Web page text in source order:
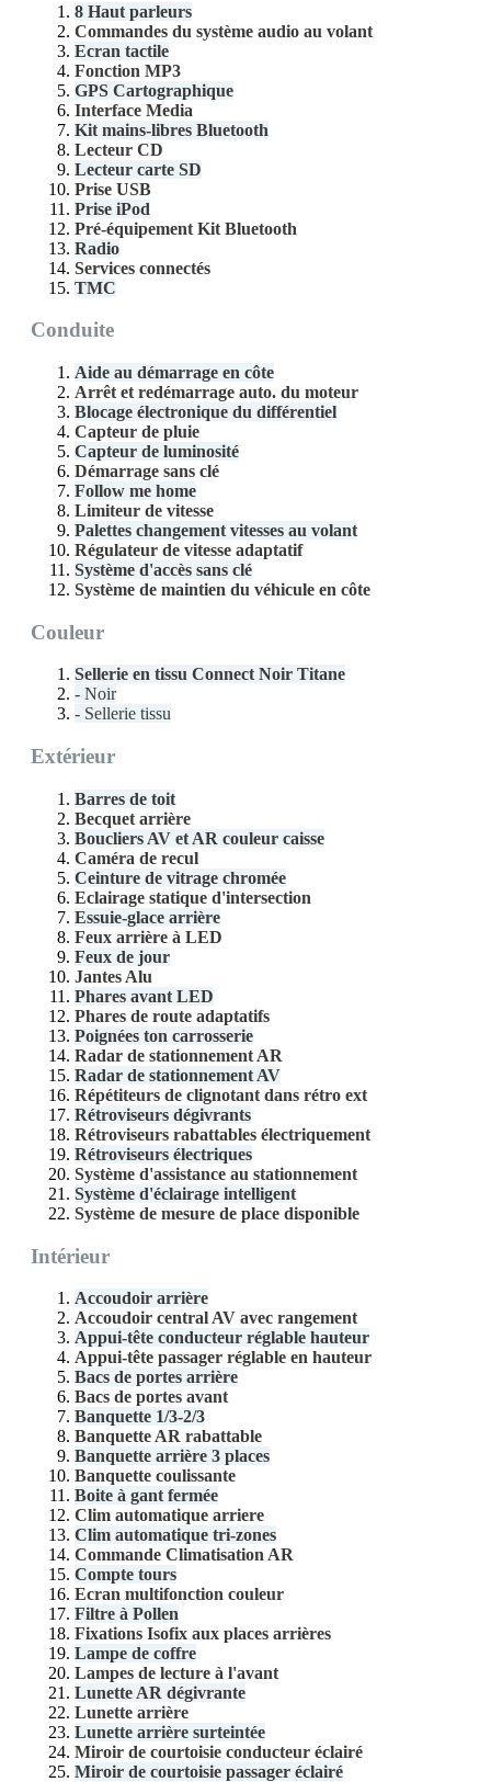
8 Haut parleurs
Commandes du système audio au volant
Ecran tactile
Fonction MP3
GPS Cartographique
Interface Media
Kit mains-libres Bluetooth
Lecteur CD
Lecteur carte SD
Prise USB
Prise iPod
Pré-équipement Kit Bluetooth
Radio
Services connectés
TMC
Conduite
Aide au démarrage en côte
Arrêt et redémarrage auto. du moteur
Blocage électronique du différentiel
Capteur de pluie
Capteur de luminosité
Démarrage sans clé
Follow me home
Limiteur de vitesse
Palettes changement vitesses au volant
Régulateur de vitesse adaptatif
Système d'accès sans clé
Système de maintien du véhicule en côte
Couleur
Sellerie en tissu Connect Noir Titane
- Noir
- Sellerie tissu
Extérieur
Barres de toit
Becquet arrière
Boucliers AV et AR couleur caisse
Caméra de recul
Ceinture de vitrage chromée
Eclairage statique d'intersection
Essuie-glace arrière
Feux arrière à LED
Feux de jour
Jantes Alu
Phares avant LED
Phares de route adaptatifs
Poignées ton carrosserie
Radar de stationnement AR
Radar de stationnement AV
Répétiteurs de clignotant dans rétro ext
Rétroviseurs dégivrants
Rétroviseurs rabattables électriquement
Rétroviseurs électriques
Système d'assistance au stationnement
Système d'éclairage intelligent
Système de mesure de place disponible
Intérieur
Accoudoir arrière
Accoudoir central AV avec rangement
Appui-tête conducteur réglable hauteur
Appui-tête passager réglable en hauteur
Bacs de portes arrière
Bacs de portes avant
Banquette 1/3-2/3
Banquette AR rabattable
Banquette arrière 3 places
Banquette coulissante
Boite à gant fermée
Clim automatique arriere
Clim automatique tri-zones
Commande Climatisation AR
Compte tours
Ecran multifonction couleur
Filtre à Pollen
Fixations Isofix aux places arrières
Lampe de coffre
Lampes de lecture à l'avant
Lunette AR dégivrante
Lunette arrière
Lunette arrière surteintée
Miroir de courtoisie conducteur éclairé
Miroir de courtoisie passager éclairé